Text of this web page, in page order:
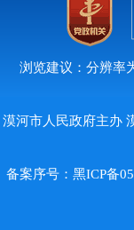
浏览建议：分辨率
漠河市人民政府主办
备案序号： 黑ICP备